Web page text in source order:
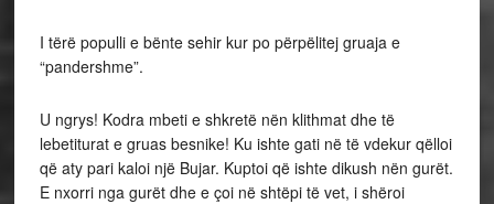
I tërë populli e bënte sehir kur po përpëlitej gruaja e
“pandershme”.
U ngrys! Kodra mbeti e shkretë nën klithmat dhe të
lebetiturat e gruas besnike! Ku ishte gati në të vdekur qëlloi
që aty pari kaloi një Bujar. Kuptoi që ishte dikush nën gurët.
E nxorri nga gurët dhe e çoi në shtëpi të vet, i shëroi